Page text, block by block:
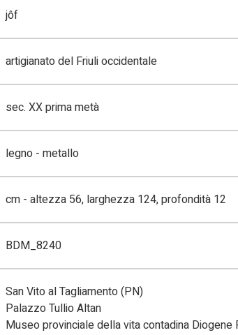
jôf
artigianato del Friuli occidentale
sec. XX prima metà
legno - metallo
cm - altezza 56, larghezza 124, profondità 12
BDM_8240
San Vito al Tagliamento (PN)
Palazzo Tullio Altan
Museo provinciale della vita contadina Diogene